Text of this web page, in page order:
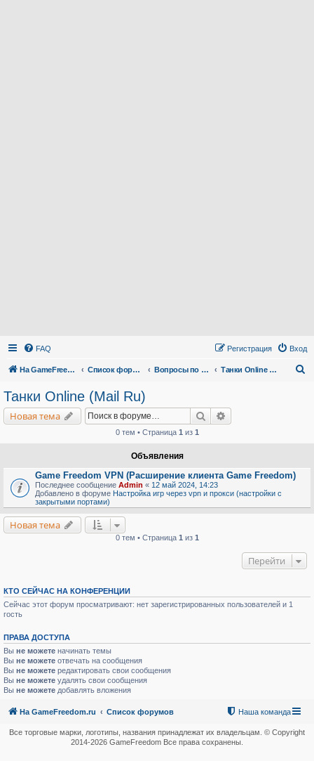
FAQ Вход
Регистрация
На GameFreedom.ru Список форумов Вопросы по сервису Танки Online (Mail Ru)
Танки Online (Mail Ru)
Новая тема Поиск
0 тем • Страница 1 из 1
Объявления
Game Freedom VPN (Расширение клиента Game Freedom)
Последнее сообщение Admin « 12 май 2024, 14:23
Добавлено в форуме Настройка игр через vpn и прокси (настройки с
закрытыми портами)
Новая тема
0 тем • Страница 1 из 1
Перейти
КТО СЕЙЧАС НА КОНФЕРЕНЦИИ
Сейчас этот форум просматривают: нет зарегистрированных пользователей и 1
гость
ПРАВА ДОСТУПА
Вы не можете начинать темы
Вы не можете отвечать на сообщения
Вы не можете редактировать свои сообщения
Вы не можете удалять свои сообщения
Вы не можете добавлять вложения
На GameFreedom.ru Список форумов Наша команда
Все торговые марки, логотипы, названия принадлежат их владельцам. © Copyright
2014-2026 GameFreedom Все права сохранены.